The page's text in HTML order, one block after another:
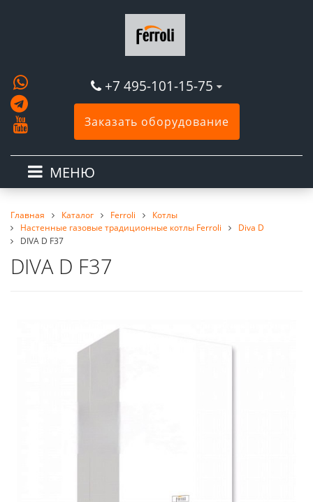
+7 495-101-15-75
Заказать оборудование
МЕНЮ
Главная Каталог Ferroli
Котлы
Настенные газовые традиционные котлы Ferroli
Diva D
DIVA D F37
DIVA D F37